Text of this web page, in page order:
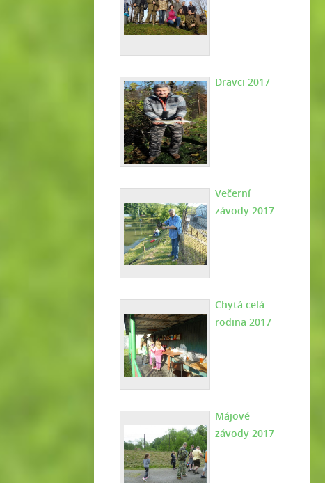
Dravci 2017
Večerní
závody 2017
Chytá celá
rodina 2017
Májové
závody 2017